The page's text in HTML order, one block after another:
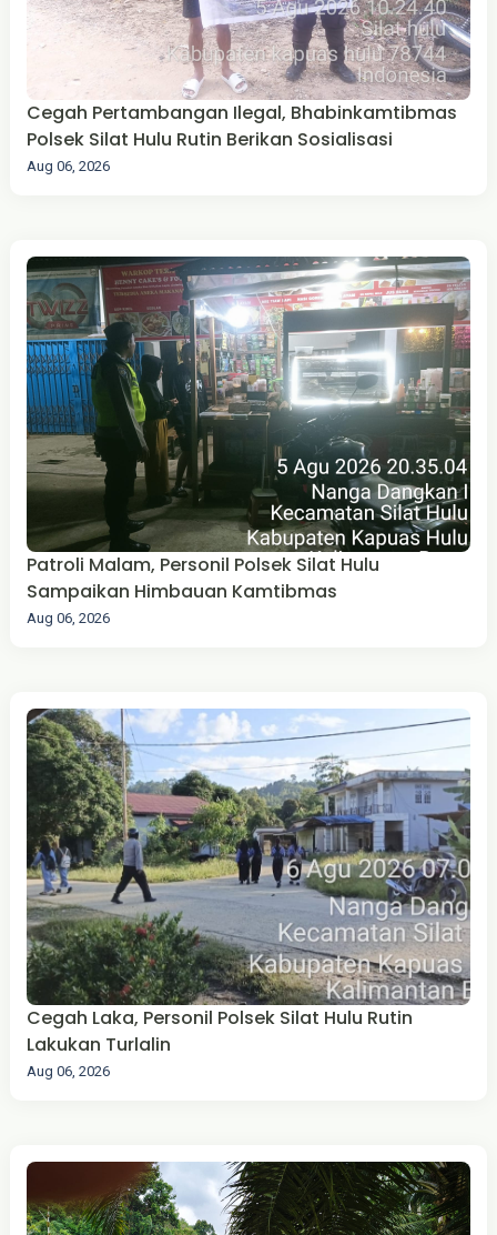
Cegah Pertambangan Ilegal, Bhabinkamtibmas
Polsek Silat Hulu Rutin Berikan Sosialisasi
Aug 06, 2026
Patroli Malam, Personil Polsek Silat Hulu
Sampaikan Himbauan Kamtibmas
Aug 06, 2026
Cegah Laka, Personil Polsek Silat Hulu Rutin
Lakukan Turlalin
Aug 06, 2026